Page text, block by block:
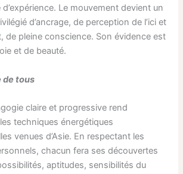
d’expérience. Le mouvement devient un
d’ancrage, de perception de l’ici et
de pleine conscience. Son évidence est
et de beauté.
de tous
claire et progressive rend
techniques énergétiques
venues d’Asie. En respectant les
chacun fera ses découvertes
aptitudes, sensibilités du